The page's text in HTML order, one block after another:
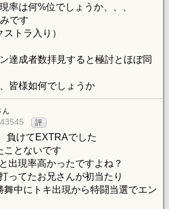
率は何%位でしょうか、、、
です
ストラ入り）
達成者数拝見すると極討とほぼ同
皆様如何でしょうか
ん
評
負けてEXTRAでした
ことないです
出現率高かったですよね？
ってたお兄さんが初当たり
舞中にトキ出現から特闘当選でエン